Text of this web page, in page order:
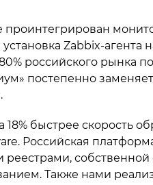
Zabbix-агента
российского рынка
постепенно
быстрее скорость
Российская
собственной
Также нами